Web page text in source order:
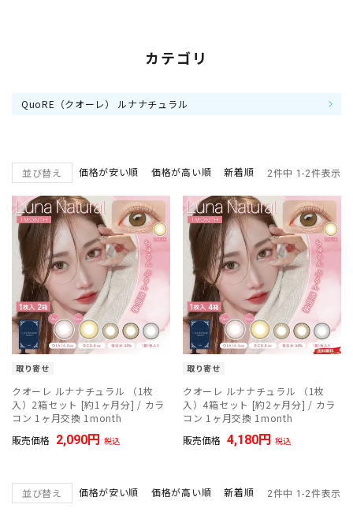
カテゴリ
QuoRE（クオーレ） ルナナチュラル
並び替え 価格が安い順 価格が高い順 新着順 2件中 1-2件表示
取り寄せ
クオーレ ルナナチュラル （1枚
入）2箱セット [約1ヶ月分] / カラ
コン 1ヶ月交換 1month
販売価格 2,090 税込
取り寄せ
クオーレ ルナナチュラル （1枚
入）4箱セット [約2ヶ月分] / カラ
コン 1ヶ月交換 1month
販売価格 4,180 税込
並び替え 価格が安い順 価格が高い順 新着順 2件中 1-2件表示